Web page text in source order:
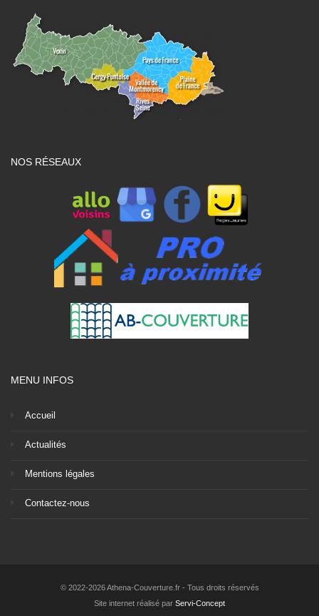
NOS RÉSEAUX
MENU INFOS
Accueil
Actualités
Mentions légales
Contactez-nous
© 2022-2026 Athena-Couverture.fr - Tous droits réservés
Site internet réalisé par Servi-Concept